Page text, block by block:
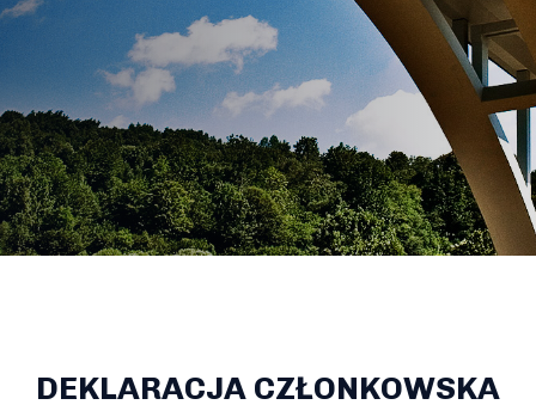
DEKLARACJA CZŁONKOWSKA